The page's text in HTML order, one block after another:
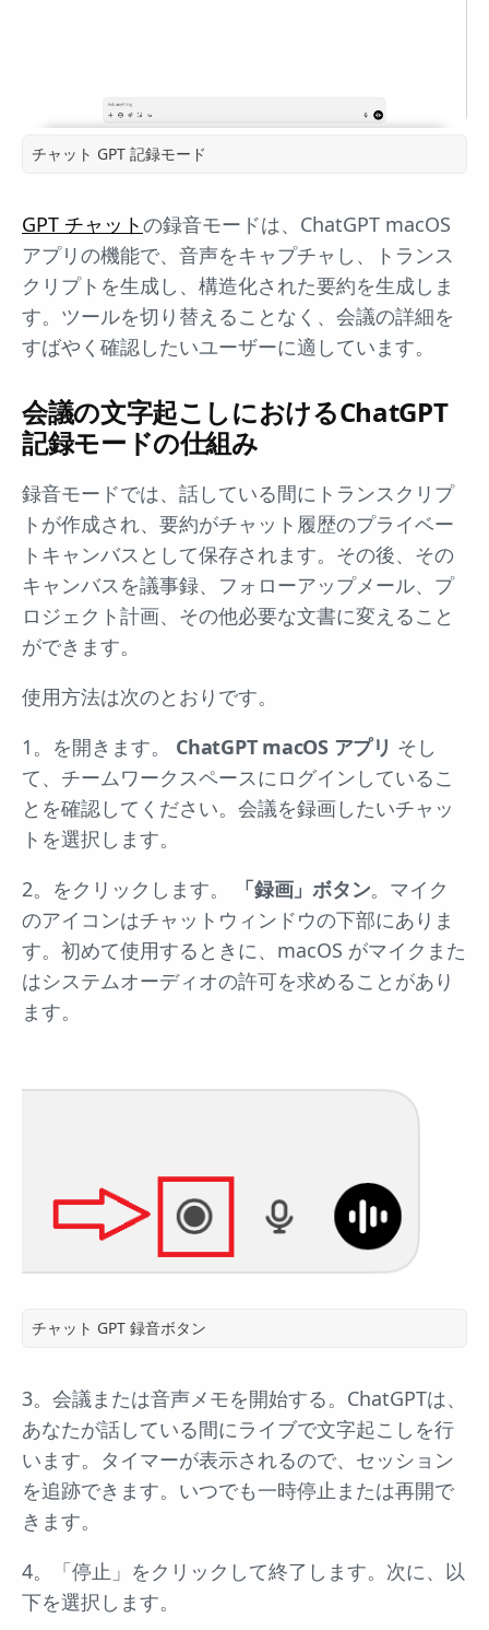
チャット GPT 記録モード
GPT チャットの録音モードは、ChatGPT macOS
アプリの機能で、音声をキャプチャし、トランス
クリプトを生成し、構造化された要約を生成しま
す。ツールを切り替えることなく、会議の詳細を
すばやく確認したいユーザーに適しています。
会議の文字起こしにおけるChatGPT
記録モードの仕組み
録音モードでは、話している間にトランスクリプ
トが作成され、要約がチャット履歴のプライベー
トキャンバスとして保存されます。その後、その
キャンバスを議事録、フォローアップメール、プ
ロジェクト計画、その他必要な文書に変えること
ができます。
使用方法は次のとおりです。
1。を開きます。 ChatGPT macOS アプリ そし
て、チームワークスペースにログインしているこ
とを確認してください。会議を録画したいチャッ
トを選択します。
2。をクリックします。
「録画」ボタン。マイク
のアイコンはチャットウィンドウの下部にありま
す。初めて使用するときに、macOS がマイクまた
はシステムオーディオの許可を求めることがあり
ます。
チャット GPT 録音ボタン
3。会議または音声メモを開始する。ChatGPTは、
あなたが話している間にライブで文字起こしを行
います。タイマーが表示されるので、セッション
を追跡できます。いつでも一時停止または再開で
きます。
4。「停止」をクリックして終了します。次に、以
下を選択します。